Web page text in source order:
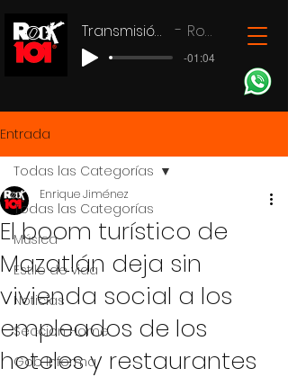
Transmisión en vivo Rock 101
-01:04
Entrada
Todas las Categorías
Música
Estilo de vida
Noticias
Seccion Home
Gob Informa
Todas las Categorías
El boom turístico de
Mazatlán deja sin
vivienda social a los
empleados de los
hoteles y restaurantes
Enrique Jiménez